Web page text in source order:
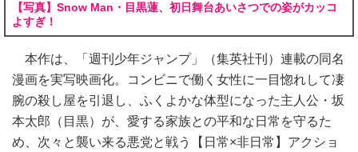
【写真】Snow Man・目黒蓮、初日舞台あいさつでの姿がカッコ
よすぎ！
本作は、「週刊少年ジャンプ」（集英社刊）連載の同名
漫画を実写映画化。コンビニで働く女性に一目惚れして凄
腕の殺し屋を引退し、ふくよかな体型になった主人公・坂
本太郎（目黒）が、愛する家族との平和な日常を守るた
め、次々と襲い来る悪党と戦う【日常×非日常】アクショ